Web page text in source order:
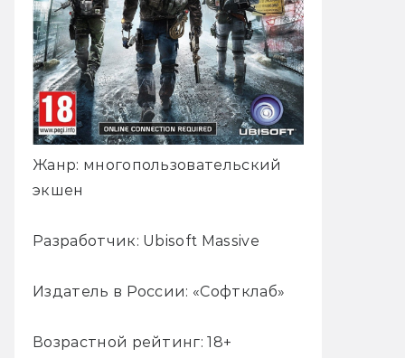
Жанр: многопользовательский
экшен
Разработчик: Ubisoft Massive
Издатель в России: «Софтклаб»
Возрастной рейтинг: 18+